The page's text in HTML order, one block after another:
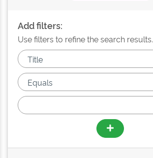
Add filters:
Use filters to refine the search results.